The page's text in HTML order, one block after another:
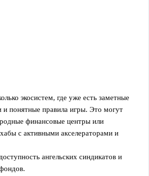
экосистем, где уже есть заметные
и понятные правила игры. Это могут
финансовые центры или
с активными акселераторами и
ангельских синдикатов и